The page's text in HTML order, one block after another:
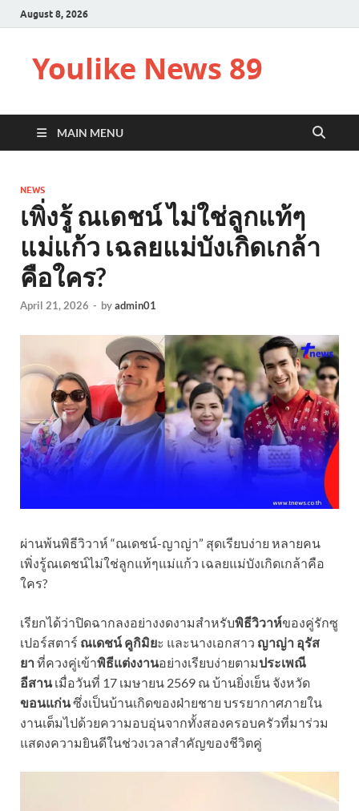
August 8, 2026
Youlike News 89
MAIN MENU
NEWS
เพิ่งรู้ ณเดชน์ ไม่ใช่ลูกแท้ๆ
แม่แก้ว เฉลยแม่บังเกิดเกล้า
คือใคร?
April 21, 2026 - byadmin01
ผ่านพ้นพิธีวิวาห์ “ณเดชน์-ญาญ่า” สุดเรียบง่าย หลายคน
เพิ่งรู้ณเดชน์ไม่ใช่ลูกแท้ๆแม่แก้ว เฉลยแม่บังเกิดเกล้าคือ
ใคร?
เรียกได้ว่าปิดฉากลงอย่างงดงามสำหรับพิธีวิวาห์ของคู่รักซู
เปอร์สตาร์ ณเดชน์ คูกิมิยะ และนางเอกสาว ญาญ่า อุรัส
ยา ที่ควงคู่เข้าพิธีแต่งงานอย่างเรียบง่ายตามประเพณี
อีสานเมื่อวันที่ 17 เมษายน 2569 ณ บ้านยิ่งเย็น จังหวัด
ขอนแก่นซึ่งเป็นบ้านเกิดของฝ่ายชาย บรรยากาศภายใน
งานเต็มไปด้วยความอบอุ่นจากทั้งสองครอบครัวที่มาร่วม
แสดงความยินดีในช่วงเวลาสำคัญของชีวิตคู่